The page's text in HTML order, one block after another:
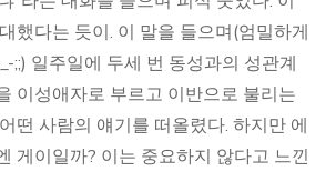
했다는 듯이. 이 말을 들으며(엄밀하게
;;) 일주일에 두세 번 동성과의 성관계
이성애자로 부르고 이반으로 불리는
떤 사람의 얘기를 떠올렸다. 하지만 에
게이일까? 이는 중요하지 않다고 느낀